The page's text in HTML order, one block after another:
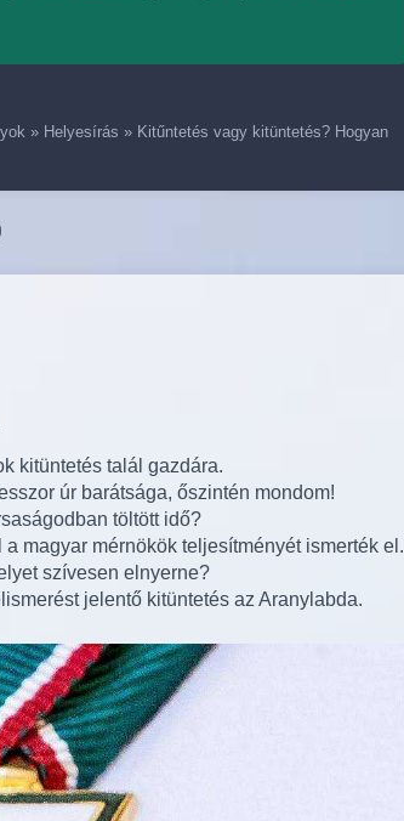
» Helyesírás » Kitűntetés vagy kitüntetés? Hogyan
kitüntetés talál gazdára.
úr barátsága, őszintén mondom!
töltött idő?
magyar mérnökök teljesítményét ismerték el.
szívesen elnyerne?
jelentő kitüntetés az Aranylabda.